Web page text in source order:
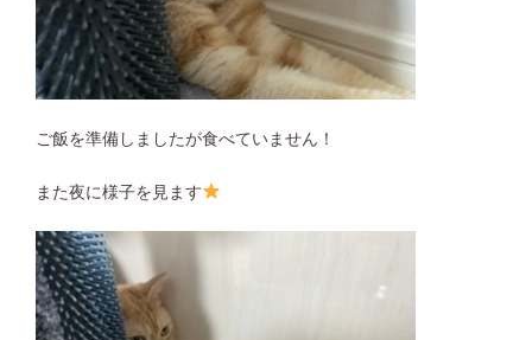
ご飯を準備しましたが食べていません！
また夜に様子を見ます